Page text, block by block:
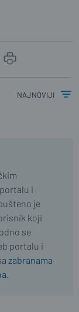
najnoviji
i
je
koji
se
portalu i
zabranama